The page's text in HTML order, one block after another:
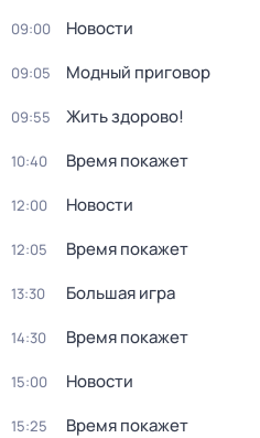
09:00 Новости
09:05 Модный приговор
09:55 Жить здорово!
10:40 Время покажет
12:00 Новости
12:05 Время покажет
13:30 Большая игра
14:30 Время покажет
15:00 Новости
15:25 Время покажет